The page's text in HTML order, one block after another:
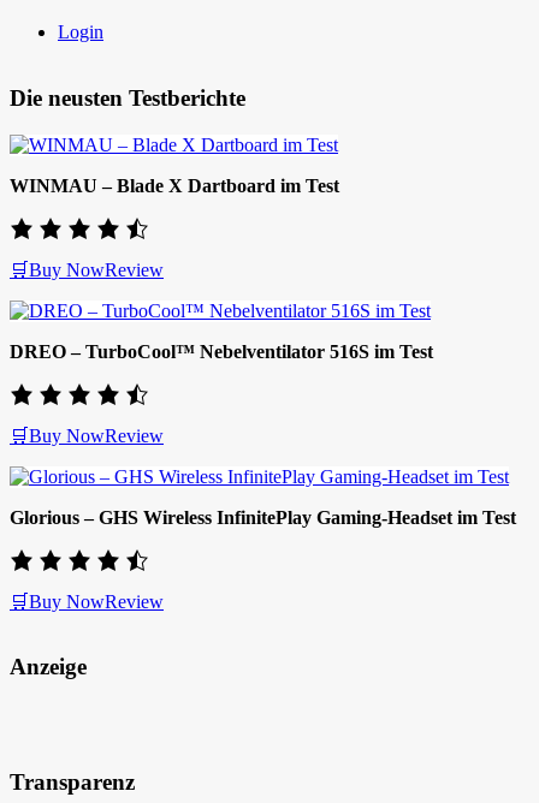
Login
Die neusten Testberichte
WINMAU – Blade X Dartboard im Test
🛒Buy NowReview
DREO – TurboCool™ Nebelventilator 516S im Test
🛒Buy NowReview
Glorious – GHS Wireless InfinitePlay Gaming-Headset im Test
🛒Buy NowReview
Anzeige
Transparenz